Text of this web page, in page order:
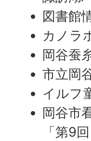
図書館
カノラ
岡谷蚕
市立岡
イルフ
岡谷市
「第9